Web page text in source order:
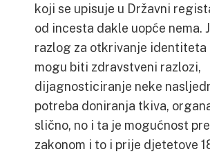
koji se upisuje u Državni
od incesta dakle uopće nema.
razlog za otkrivanje identiteta
mogu biti zdravstveni razlozi,
dijagnosticiranje neke
potreba doniranja tkiva,
slično, no i ta je mogućnost
zakonom i to i prije djetetove